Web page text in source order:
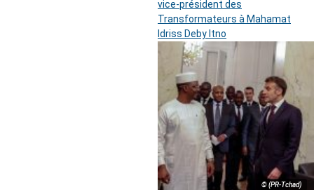
vice-président des
Transformateurs à Mahamat
Idriss Deby Itno
© (PR-Tchad)